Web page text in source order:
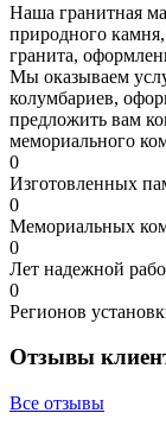
Наша гранитная
природного
гранита,
Мы оказываем
колумбариев,
предложить вам
мемориального
0
Изготовленных
0
Мемориальных
0
Лет надежной
0
Регионов
Отзывы
Все отзывы